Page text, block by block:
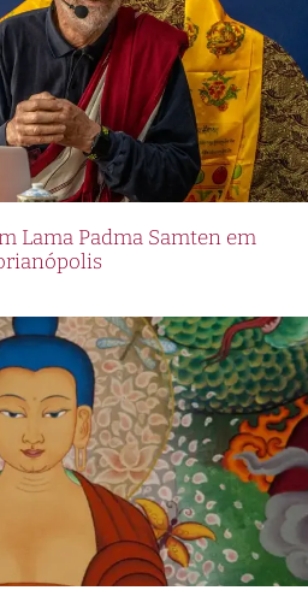
Lama Padma Samten em